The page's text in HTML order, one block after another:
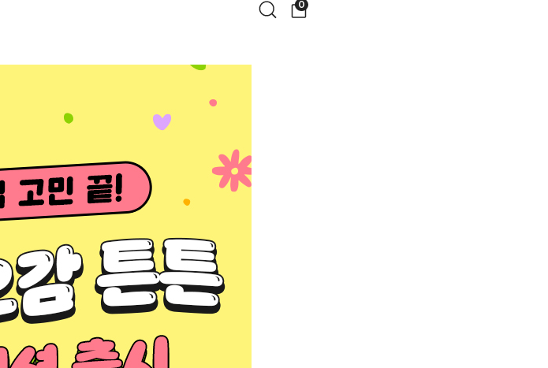
검색 장바구니
0